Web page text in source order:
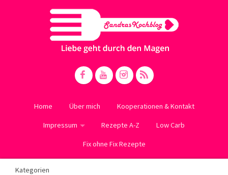
Home Über mich Kooperationen & Kontakt
Impressum Rezepte A-Z Low Carb
Fix ohne Fix Rezepte
Kategorien